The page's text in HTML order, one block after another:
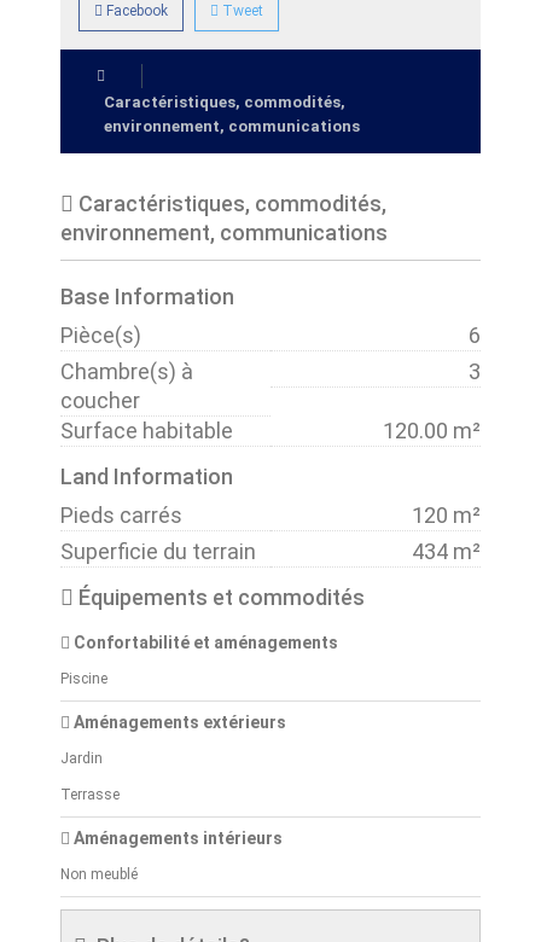
Facebook Tweet
Caractéristiques, commodités,
environnement, communications
Caractéristiques, commodités,
environnement, communications
Base Information
Pièce(s)
6
Chambre(s) à
coucher
3
Surface habitable
120.00 m²
Land Information
Pieds carrés
120 m²
Superficie du terrain
434 m²
Équipements et commodités
Confortabilité et aménagements
Piscine
Aménagements extérieurs
Jardin
Terrasse
Aménagements intérieurs
Non meublé